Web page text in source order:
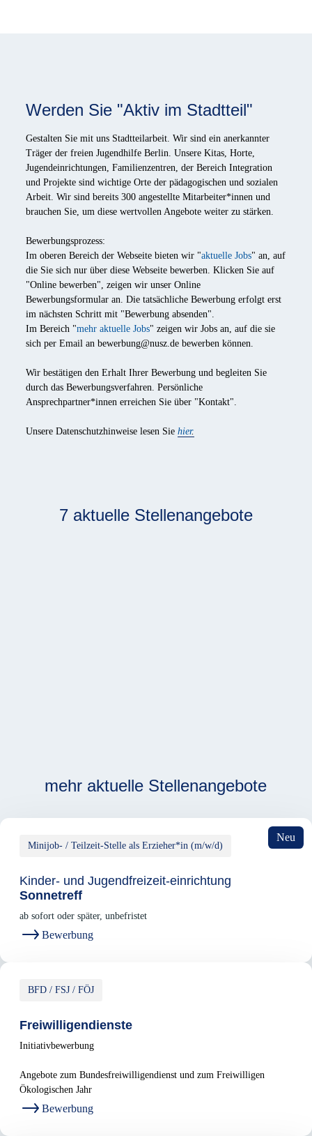
Werden Sie "Aktiv im Stadtteil"
Gestalten Sie mit uns Stadtteilarbeit. Wir sind ein anerkannter
Träger der freien Jugendhilfe Berlin. Unsere Kitas, Horte,
Jugendeinrichtungen, Familienzentren, der Bereich Integration
und Projekte sind wichtige Orte der pädagogischen und sozialen
Arbeit. Wir sind bereits 300 angestellte Mitarbeiter*innen und
brauchen Sie, um diese wertvollen Angebote weiter zu stärken.
Bewerbungsprozess:
Im oberen Bereich der Webseite bieten wir "aktuelle Jobs" an, auf
die Sie sich nur über diese Webseite bewerben. Klicken Sie auf
"Online bewerben", zeigen wir unser Online
Bewerbungsformular an. Die tatsächliche Bewerbung erfolgt erst
im nächsten Schritt mit "Bewerbung absenden".
Im Bereich "mehr aktuelle Jobs" zeigen wir Jobs an, auf die sie
sich per Email anbewerbung@nusz.de bewerben können.
Wir bestätigen den Erhalt Ihrer Bewerbung und begleiten Sie
durch das Bewerbungsverfahren. Persönliche
Ansprechpartner*innen erreichen Sie über "Kontakt".
Unsere Datenschutzhinweise lesen Siehier.
7 aktuelle Stellenangebote
mehr aktuelle Stellenangebote
Neu
Minijob- / Teilzeit-Stelle als Erzieher*in (m/w/d)
Kinder- und Jugendfreizeit-einrichtung
Sonnetreff
ab sofort oder später, unbefristet
Bewerbung
BFD / FSJ / FÖJ
Freiwilligendienste
Initiativbewerbung
Angebote zum Bundesfreiwilligendienst und zum Freiwilligen
Ökologischen Jahr
Bewerbung